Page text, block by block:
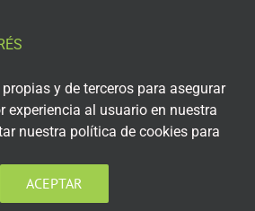
Sociales
y de terceros para asegurar
experiencia al usuario en nuestra
nuestra política de cookies para
ACEPTAR